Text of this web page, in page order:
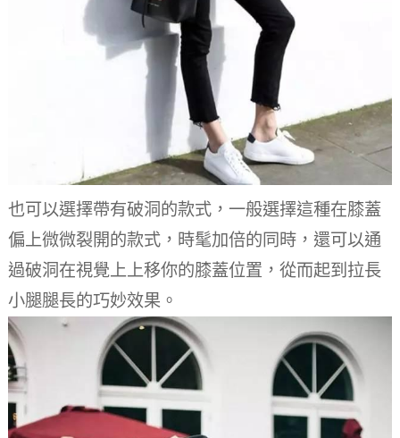
也可以選擇帶有破洞的款式，一般選擇這種在膝蓋
偏上微微裂開的款式，時髦加倍的同時，還可以通
過破洞在視覺上上移你的膝蓋位置，從而起到拉長
小腿腿長的巧妙效果。